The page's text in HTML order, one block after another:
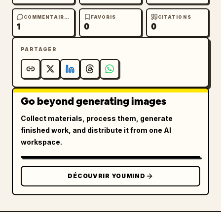
COMMENTAIRES
1
FAVORIS
0
CITATIONS
0
PARTAGER
Go beyond generating images
Collect materials, process them, generate
finished work, and distribute it from one AI
workspace.
DÉCOUVRIR YOUMIND